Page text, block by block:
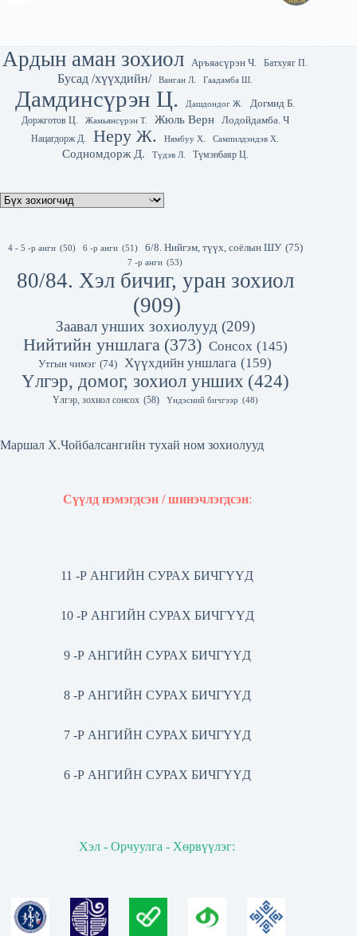
Ардын аман зохиол Аръяасүрэн Ч. Батхуяг П.
Бусад /хүүхдийн/ Ванган Л. Гаадамба Ш.
Дамдинсүрэн Ц. Дашдондог Ж.
Догмид Б.
Доржготов Ц.
Жамьянсүрэн Т. Жюль Верн Лодойдамба. Ч
Нацагдорж Д. Неру Ж. Нямбуу Х. Сампилдэндэв Х.
Содномдорж Д. Түдэв Л. Түмэнбаяр Ц.
4 - 5 -р анги (50) 6 -р анги (51) 6/8. Нийгэм, түүх, соёлын ШУ (75)
7 -р анги (53)
80/84. Хэл бичиг, уран зохиол
(909)
Заавал унших зохиолууд (209)
Нийтийн уншлага (373) Сонсох (145)
Утгын чимэг (74) Хүүхдийн уншлага (159)
Үлгэр, домог, зохиол унших (424)
Үлгэр, зохиол сонсох (58) Үндэсний бичгээр (48)
Маршал Х.Чойбалсангийн тухай ном зохиолууд
Сүүлд нэмэгдсэн / шинэчлэгдсэн:
11 -Р АНГИЙН СУРАХ БИЧГҮҮД
10 -Р АНГИЙН СУРАХ БИЧГҮҮД
9 -Р АНГИЙН СУРАХ БИЧГҮҮД
8 -Р АНГИЙН СУРАХ БИЧГҮҮД
7 -Р АНГИЙН СУРАХ БИЧГҮҮД
6 -Р АНГИЙН СУРАХ БИЧГҮҮД
Хэл - Орчуулга - Хөрвүүлэг: